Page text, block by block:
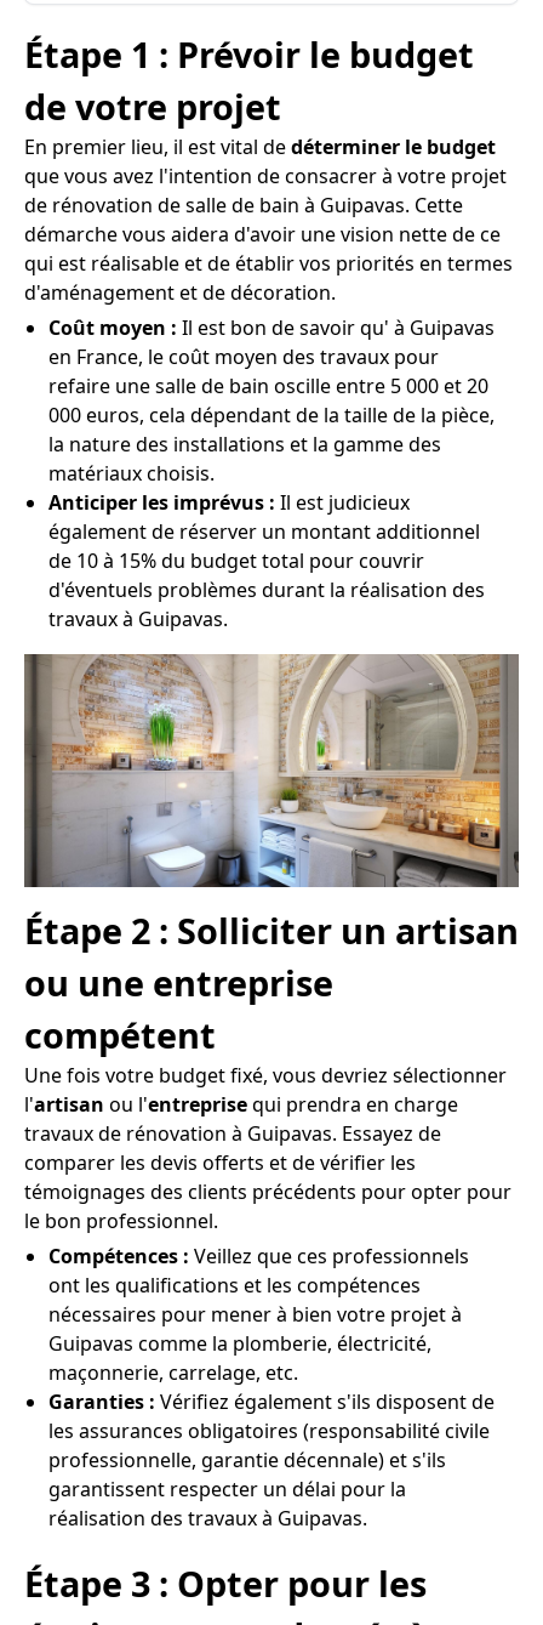
Étape 1 : Prévoir le budget
de votre projet
En premier lieu, il est vital dedéterminer le budget
que vous avez l'intention de consacrer à votre projet
de rénovation de salle de bain à Guipavas. Cette
démarche vous aidera d'avoir une vision nette de ce
qui est réalisable et de établir vos priorités en termes
d'aménagement et de décoration.
Coût moyen : Il est bon de savoir qu' à Guipavas
en France, le coût moyen des travaux pour
refaire une salle de bain oscille entre 5 000 et 20
000 euros, cela dépendant de la taille de la pièce,
la nature des installations et la gamme des
matériaux choisis.
Anticiper les imprévus : Il est judicieux
également de réserver un montant additionnel
de 10 à 15% du budget total pour couvrir
d'éventuels problèmes durant la réalisation des
travaux à Guipavas.
Étape 2 : Solliciter un artisan
ou une entreprise
compétent
Une fois votre budget fixé, vous devriez sélectionner
l'artisan ou l'entreprisequi prendra en charge
travaux de rénovation à Guipavas. Essayez de
comparer les devis offerts et de vérifier les
témoignages des clients précédents pour opter pour
le bon professionnel.
Compétences : Veillez que ces professionnels
ont les qualifications et les compétences
nécessaires pour mener à bien votre projet à
Guipavas comme la plomberie, électricité,
maçonnerie, carrelage, etc.
Garanties : Vérifiez également s'ils disposent de
les assurances obligatoires (responsabilité civile
professionnelle, garantie décennale) et s'ils
garantissent respecter un délai pour la
réalisation des travaux à Guipavas.
Étape 3 : Opter pour les